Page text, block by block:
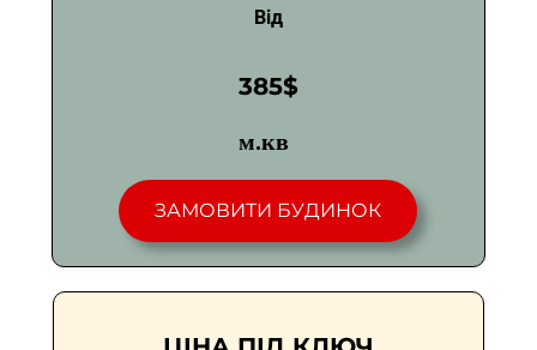
Від
385$
м.кв
ЗАМОВИТИ БУДИНОК